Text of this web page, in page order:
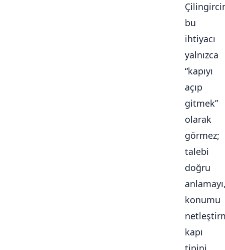
bu
ihtiyacı
yalnızca
“kapıyı
açıp
gitmek”
olarak
görmez;
talebi
doğru
konumu
kapı